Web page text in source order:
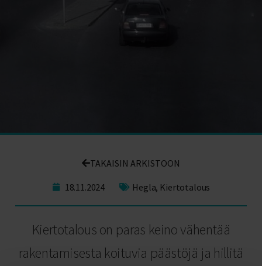
TAKAISIN ARKISTOON
18.11.2024 Hegla, Kiertotalous
Kiertotalous on paras keino vähentää
rakentamisesta koituvia päästöjä ja hillitä